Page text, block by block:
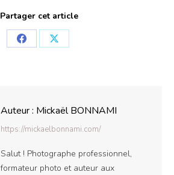
Partager cet article
PartagerPartager
Auteur : Mickaël BONNAMI
https://mickaelbonnami.com/
Salut ! Photographe professionnel,
formateur photo et auteur aux